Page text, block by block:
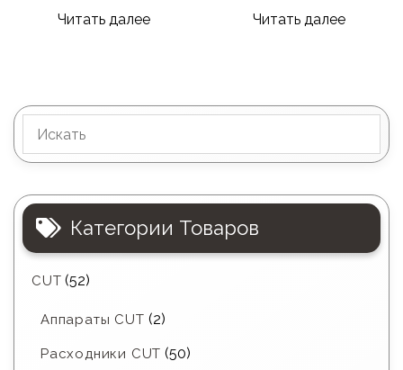
Читать далее Читать далее
Категории Товаров
CUT (52)
Аппараты CUT (2)
Расходники CUT (50)